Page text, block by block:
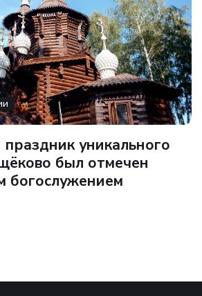
уникального
был отмечен
богослужением